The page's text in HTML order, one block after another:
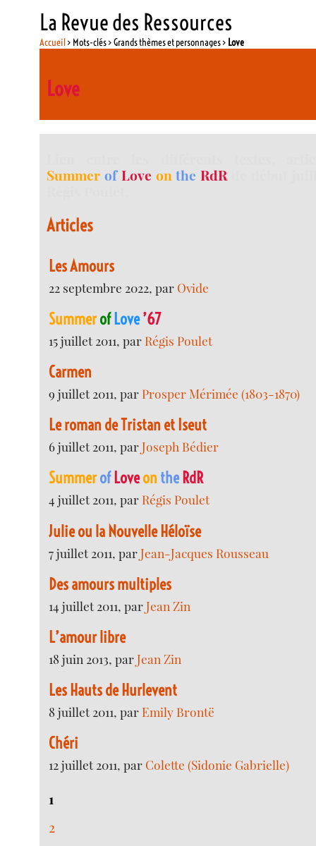
La Revue des Ressources
Accueil> Mots-clés > Grands thèmes et personnages > Love
Love
Summer of Love on the RdRde début
Articles
Les Amours
22 septembre 2022, par Ovide
Summerof Love’67
15 juillet 2011, par Régis Poulet
Carmen
9 juillet 2011, par Prosper Mérimée (1803-1870)
Le roman de Tristan et Iseut
6 juillet 2011, parJoseph Bédier
Summerof Loveon the RdR
4 juillet 2011, par Régis Poulet
Julie ou la Nouvelle Héloïse
7 juillet 2011, parJean-Jacques Rousseau
Des amours multiples
14 juillet 2011, parJean Zin
L’amour libre
18 juin 2013, parJean Zin
Les Hauts de Hurlevent
8 juillet 2011, parEmily Brontë
Chéri
12 juillet 2011, par Colette (Sidonie Gabrielle)
1
2